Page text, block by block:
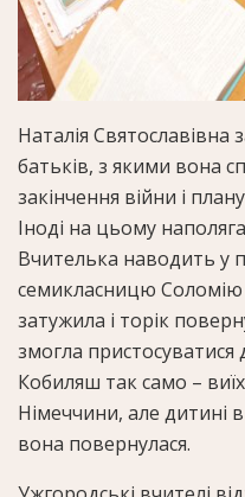
Наталія Святославівна
батьків, з якими вона
закінчення війни і
Іноді на цьому
Вчителька наводить у
семикласницю
затужила і торік
змогла пристосуватися
Кобиляш так само –
Німеччини, але дитині
вона повернулася.